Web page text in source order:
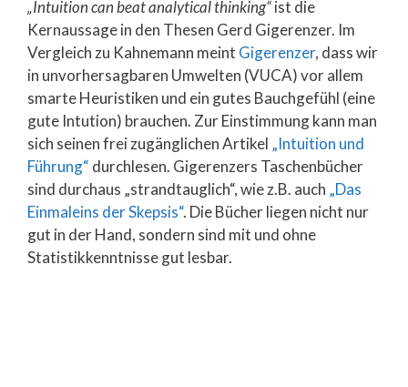
„Intuition can beat analytical thinking“ist die
Kernaussage in den Thesen Gerd Gigerenzer. Im
Vergleich zu Kahnemann meint Gigerenzer, dass wir
in unvorhersagbaren Umwelten (VUCA) vor allem
smarte Heuristiken und ein gutes Bauchgefühl (eine
gute Intution) brauchen. Zur Einstimmung kann man
sich seinen frei zugänglichen Artikel „Intuition und
Führung“ durchlesen. Gigerenzers Taschenbücher
sind durchaus „strandtauglich“, wie z.B. auch „Das
Einmaleins der Skepsis“. Die Bücher liegen nicht nur
gut in der Hand, sondern sind mit und ohne
Statistikkenntnisse gut lesbar.